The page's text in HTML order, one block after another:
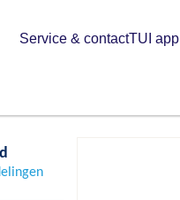
Service & contactTUI app